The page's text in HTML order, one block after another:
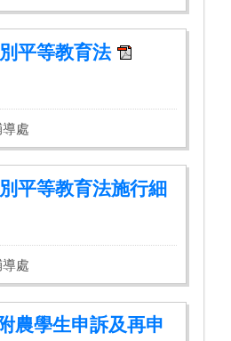
平等教育法
處
平等教育法施行細
處
農學生申訴及再申